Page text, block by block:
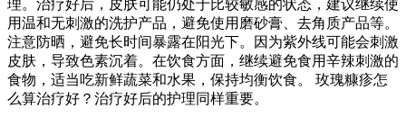
理。治疗好后，皮肤可能仍处于比较敏感的状态，建议继续使
用温和无刺激的洗护产品，避免使用磨砂膏、去角质产品等。
注意防晒，避免长时间暴露在阳光下。因为紫外线可能会刺激
皮肤，导致色素沉着。在饮食方面，继续避免食用辛辣刺激的
食物，适当吃新鲜蔬菜和水果，保持均衡饮食。 玫瑰糠疹怎
么算治疗好？治疗好后的护理同样重要。